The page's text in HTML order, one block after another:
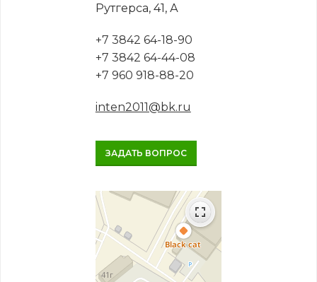
Рутгерса, 41, А
+7 3842 64-18-90
+7 3842 64-44-08
+7 960 918-88-20
inten2011@bk.ru
ЗАДАТЬ ВОПРОС